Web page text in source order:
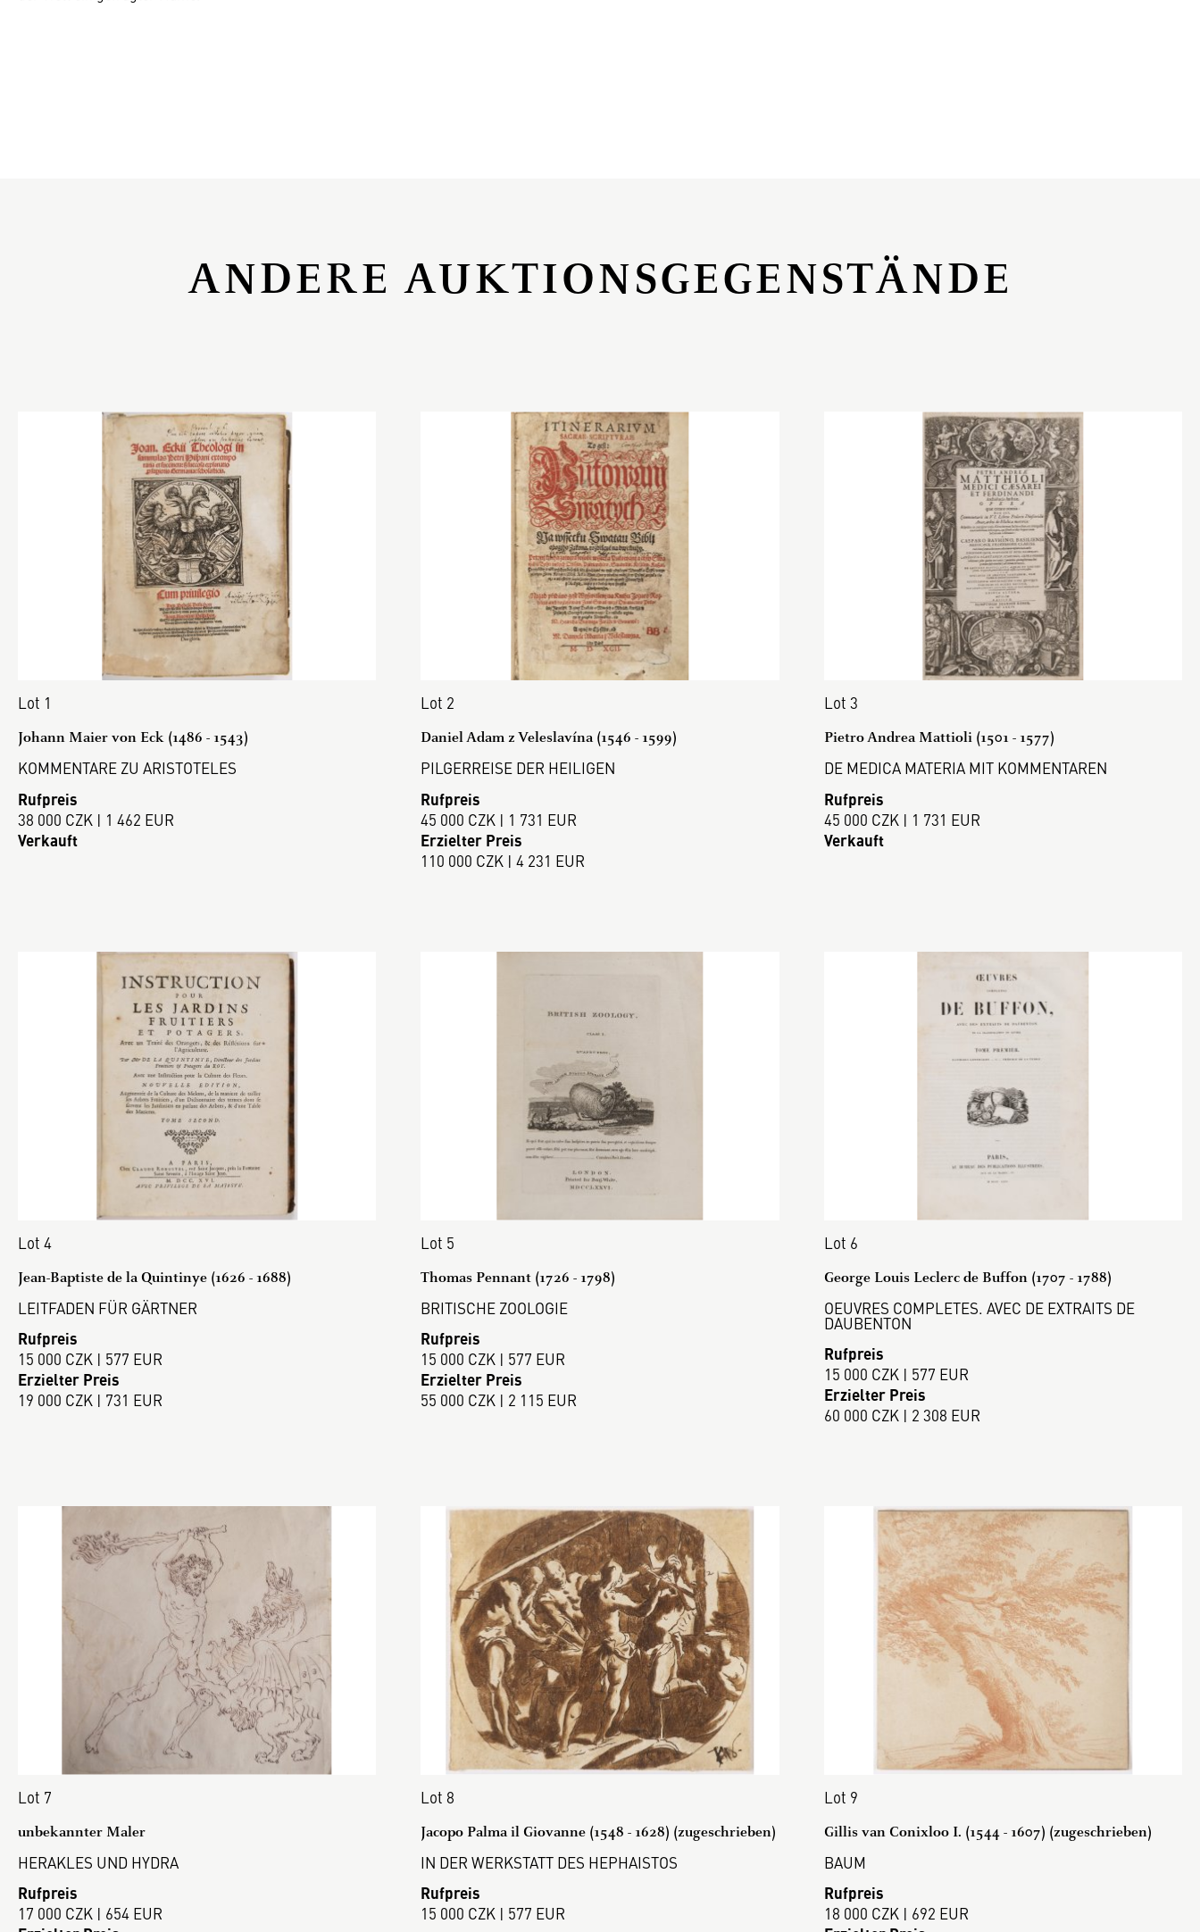
ANDERE AUKTIONSGEGENSTÄNDE
Lot 1
Johann Maier von Eck (1486 - 1543)
KOMMENTARE ZU ARISTOTELES
Rufpreis
38 000 CZK | 1 462 EUR
Verkauft
Lot 2
Daniel Adam z Veleslavína (1546 - 1599)
PILGERREISE DER HEILIGEN
Rufpreis
45 000 CZK | 1 731 EUR
Erzielter Preis
110 000 CZK | 4 231 EUR
Lot 3
Pietro Andrea Mattioli (1501 - 1577)
DE MEDICA MATERIA MIT KOMMENTAREN
Rufpreis
45 000 CZK | 1 731 EUR
Verkauft
Lot 4
Jean-Baptiste de la Quintinye (1626 - 1688)
LEITFADEN FÜR GÄRTNER
Rufpreis
15 000 CZK | 577 EUR
Erzielter Preis
19 000 CZK | 731 EUR
Lot 5
Thomas Pennant (1726 - 1798)
BRITISCHE ZOOLOGIE
Rufpreis
15 000 CZK | 577 EUR
Erzielter Preis
55 000 CZK | 2 115 EUR
Lot 6
George Louis Leclerc de Buffon (1707 - 1788)
OEUVRES COMPLETES. AVEC DE EXTRAITS DE
DAUBENTON
Rufpreis
15 000 CZK | 577 EUR
Erzielter Preis
60 000 CZK | 2 308 EUR
Lot 7
unbekannter Maler
HERAKLES UND HYDRA
Rufpreis
17 000 CZK | 654 EUR
Lot 8
Jacopo Palma il Giovanne (1548 - 1628) (zugeschrieben)
IN DER WERKSTATT DES HEPHAISTOS
Rufpreis
15 000 CZK | 577 EUR
Lot 9
Gillis van Conixloo I. (1544 - 1607) (zugeschrieben)
BAUM
Rufpreis
18 000 CZK | 692 EUR